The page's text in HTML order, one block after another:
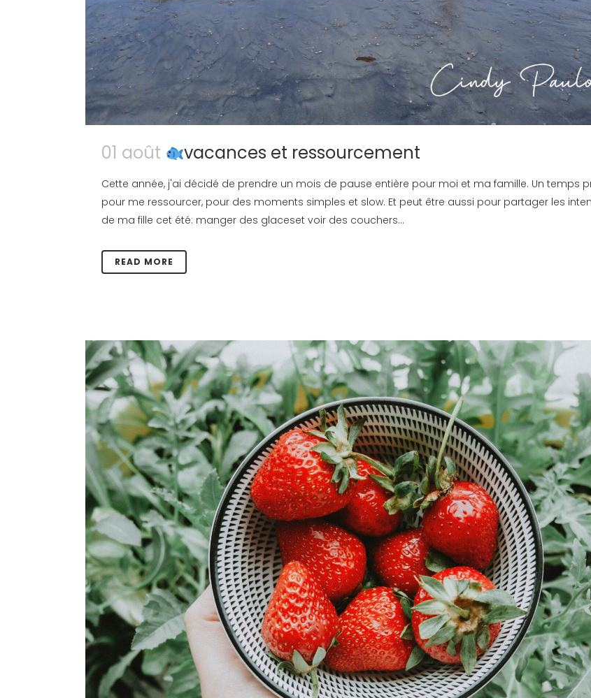
01 août vacances et ressourcement
Cette année, j'ai décidé de prendre un mois de pause entière pour moi et ma famille. Un temps
pour me ressourcer, pour des moments simples et slow. Et peut être aussi pour partager les
de ma fille cet été: manger des glaceset voir des couchers...
READ MORE